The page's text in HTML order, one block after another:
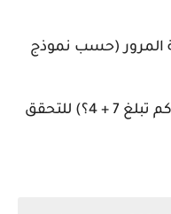
المرور (حسب نموذج
أجب عن سؤال الأمان (مثل: كم تبلغ 7 + 4؟) للتحقق